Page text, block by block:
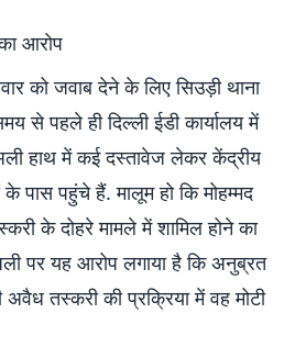
आरोप
को जवाब देने के लिए सिउड़ी थाना
से पहले ही दिल्ली ईडी कार्यालय में
हाथ में कई दस्तावेज लेकर केंद्रीय
पास पहुंचे हैं. मालूम हो कि मोहम्मद
के दोहरे मामले में शामिल होने का
पर यह आरोप लगाया है कि अनुब्रत
तस्करी की प्रक्रिया में वह मोटी